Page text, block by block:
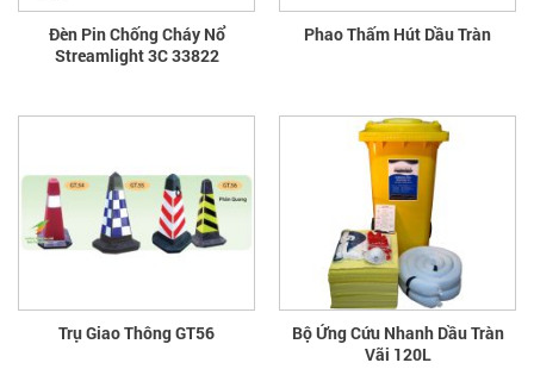
Đèn Pin Chống Cháy Nổ
Streamlight 3C 33822
Phao Thấm Hút Dầu Tràn
Trụ Giao Thông GT56
Bộ Ứng Cứu Nhanh Dầu Tràn
Vãi 120L